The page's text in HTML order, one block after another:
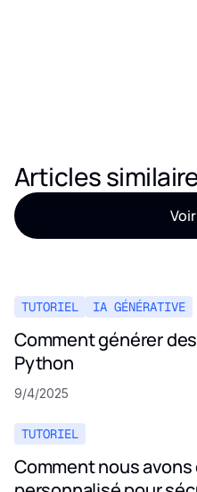
Articles
TUTORIEL IA GÉNÉRATIVE
Comment générer
Python
9/4/2025
TUTORIEL
Comment nous